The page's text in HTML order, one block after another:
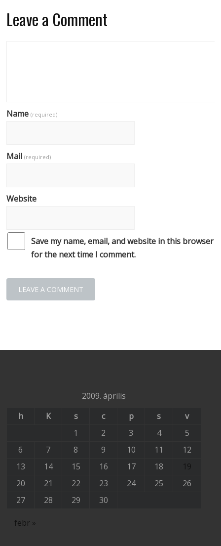
Leave a Comment
Name(required)
Mail(required)
Website
Save my name, email, and website in this browser
for the next time I comment.
2009. április
h
K s c p s
v
1
2 3 4
5
6
7 8 9 10 11
12
13
14 15 16 17 18
19
20
21 22 23 24 25
26
27
28 29 30
febr »